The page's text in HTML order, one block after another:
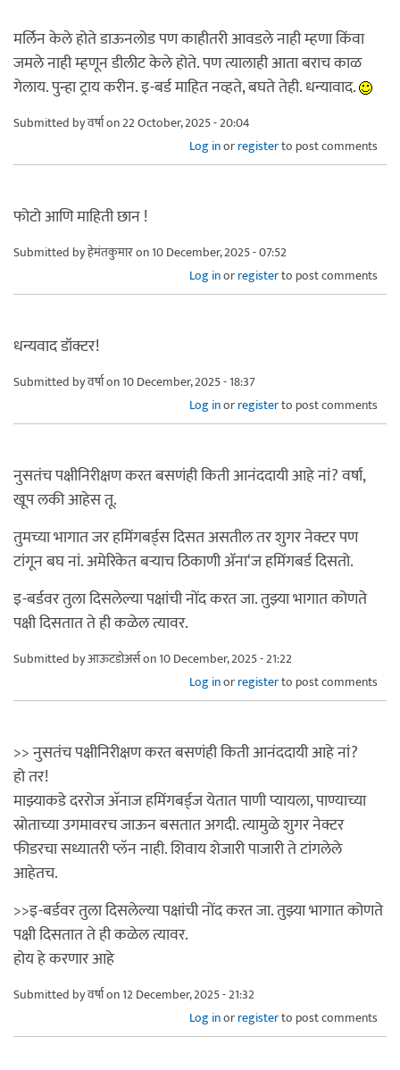
मर्लिन केले होते डाऊनलोड पण काहीतरी आवडले नाही म्हणा किंवा
जमले नाही म्हणून डीलीट केले होते. पण त्यालाही आता बराच काळ
गेलाय. पुन्हा ट्राय करीन. इ-बर्ड माहित नव्हते, बघते तेही. धन्यावाद.
Submitted byवर्षाon 22 October, 2025 - 20:04
Log inorregisterto post comments
फोटो आणि माहिती छान !
Submitted byहेमंतकुमारon 10 December, 2025 - 07:52
Log inorregisterto post comments
धन्यवाद डॉक्टर!
Submitted byवर्षाon 10 December, 2025 - 18:37
Log inorregisterto post comments
नुसतंच पक्षीनिरीक्षण करत बसणंही किती आनंददायी आहे नां? वर्षा,
खूप लकी आहेस तू.
तुमच्या भागात जर हमिंगबर्ड्स दिसत असतील तर शुगर नेक्टर पण
टांगून बघ नां. अमेरिकेत बऱ्याच ठिकाणी ॲना‘ज हमिंगबर्ड दिसतो.
इ-बर्डवर तुला दिसलेल्या पक्षांची नोंद करत जा. तुझ्या भागात कोणते
पक्षी दिसतात ते ही कळेल त्यावर.
Submitted byआऊटडोअर्सon 10 December, 2025 - 21:22
Log inorregisterto post comments
>> नुसतंच पक्षीनिरीक्षण करत बसणंही किती आनंददायी आहे नां?
हो तर!
माझ्याकडे दररोज अ‍ॅनाज हमिंगबर्ड्ज येतात पाणी प्यायला, पाण्याच्या
स्रोताच्या उगमावरच जाऊन बसतात अगदी. त्यामुळे शुगर नेक्टर
फीडरचा सध्यातरी प्लॅन नाही. शिवाय शेजारी पाजारी ते टांगलेले
आहेतच.
>>इ-बर्डवर तुला दिसलेल्या पक्षांची नोंद करत जा. तुझ्या भागात कोणते
पक्षी दिसतात ते ही कळेल त्यावर.
होय हे करणार आहे
Submitted byवर्षाon 12 December, 2025 - 21:32
Log inorregisterto post comments